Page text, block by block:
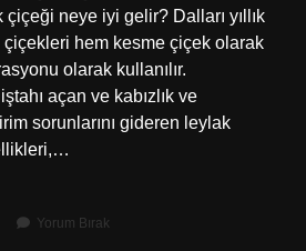
neye iyi gelir? Dalları yıllık
hem kesme çiçek olarak
olarak kullanılır.
açan ve kabızlık ve
sorunlarını gideren leylak
Yorum Bırak